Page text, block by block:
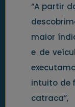
“A partir
maior
e de
intuito de